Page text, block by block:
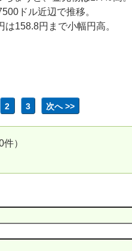
ドル近辺で推移。
158.8円まで小幅円高。
2 3 次へ >>
）